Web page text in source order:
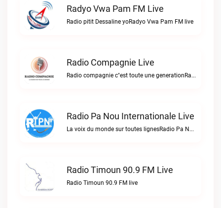
Radyo Vwa Pam FM Live
Radio pitit Dessaline yoRadyo Vwa Pam FM live
Radio Compagnie Live
Radio compagnie c"est toute une generationRadio Compagnie live
Radio Pa Nou Internationale Live
La voix du monde sur toutes lignesRadio Pa Nou Internationale live
Radio Timoun 90.9 FM Live
Radio Timoun 90.9 FM live